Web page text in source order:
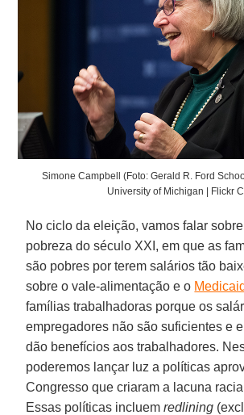
Simone Campbell (Foto: Gerald R. Ford
University of Michigan | Flickr
No ciclo da eleição, vamos falar
pobreza do século XXI, em que as
são pobres por terem salários tão
sobre o vale-alimentação e o Medicaid
famílias trabalhadoras porque os
empregadores não são suficientes e
dão benefícios aos trabalhadores.
poderemos lançar luz a políticas
Congresso que criaram a lacuna
Essas políticas incluemredlining